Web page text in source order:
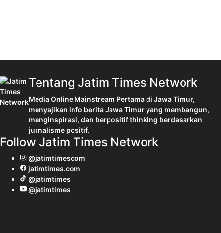
Tentang Jatim Times Network
Media Online Mainstream Pertama di Jawa Timur,
menyajikan info berita Jawa Timur yang membangun,
menginspirasi, dan berpositif thinking berdasarkan
jurnalisme positif.
Follow Jatim Times Network
@jatimtimescom
jatimtimes.com
@jatimtimes
@jatimtimes